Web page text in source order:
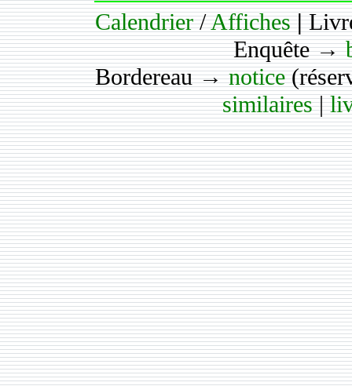
Calendrier/Affiches |
Enquête →
Bordereau →notice
similaires|